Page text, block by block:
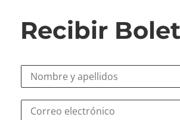
Recibir
N
C
C